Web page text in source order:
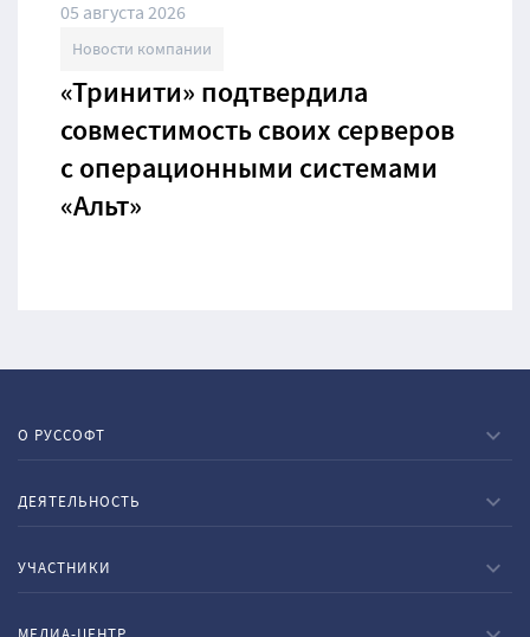
05 августа 2026
Новости компании
«Тринити» подтвердила
совместимость своих серверов
с операционными системами
«Альт»
О РУССОФТ
ДЕЯТЕЛЬНОСТЬ
УЧАСТНИКИ